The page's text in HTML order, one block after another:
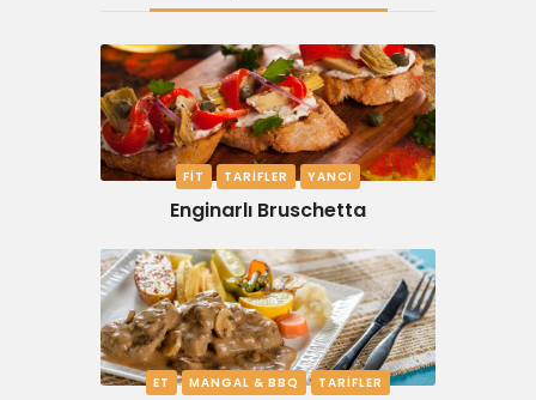
FIT TARIFLER YANCI
Enginarlı Bruschetta
ET MANGAL & BBQ TARIFLER